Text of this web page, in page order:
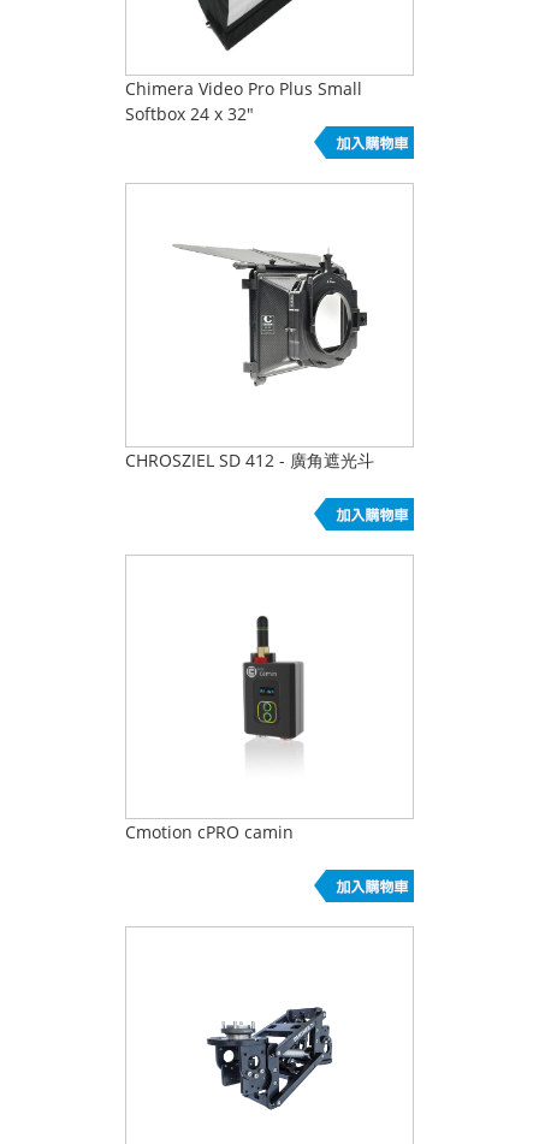
Chimera Video Pro Plus Small
Softbox 24 x 32"
CHROSZIEL SD 412 - 廣角遮光斗
Cmotion cPRO camin